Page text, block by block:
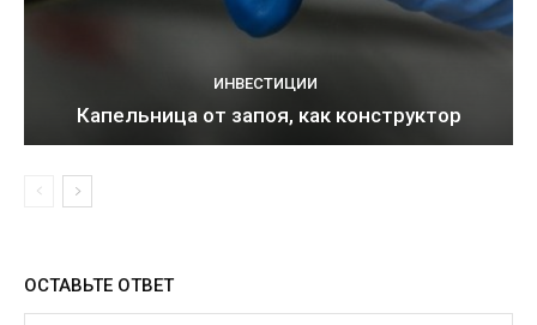
ИНВЕСТИЦИИ
Капельница от запоя, как конструктор
ОСТАВЬТЕ ОТВЕТ